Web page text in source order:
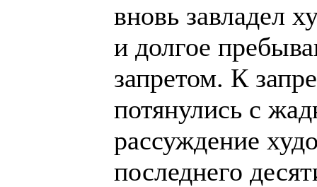
вновь завладел
и долгое
запретом. К
потянулись с
рассуждение
последнего